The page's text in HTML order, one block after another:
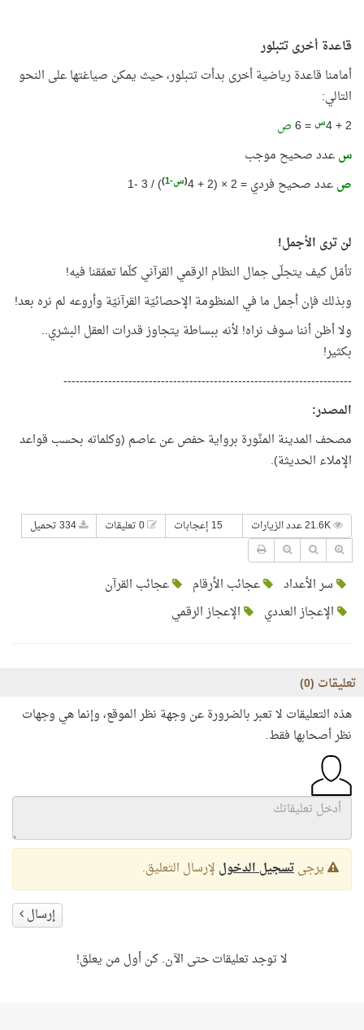
قاعدة أخرى تتبلور
أمامنا قاعدة رياضية أخرى بدأت تتبلور، حيث يمكن صياغتها على النحو
التالي:
2 + 4
س = 6 ص
سعدد صحيح موجب
صعدد صحيح فردي = 2 × (2 + 4 (س-1 )
) / 3 -1
لن ترى الأجمل!
تأمّل كيف يتجلّى جمال النظام الرقمي القرآني كلّما تعمّقنا فيه!
وبذلك فإن أجمل ما في المنظومة الإحصائيّة القرآنيّة وأروعه لم نره بعد!
ولا أظن أننا سوف نراه! لأنه ببساطة يتجاوز قدرات العقل البشري..
بكثير!
-----------------------------------------------------------------------
المصدر:
مصحف المدينة المنَّورة برواية حفص عن عاصم (وكلماته بحسب قواعد
الإملاء الحديثة).
15 إعجابات
سر الأعداد عجائب الأرقام
عجائب القرآن
الإعجاز العددي
الإعجاز الرقمي
تعليقات (0
)
هذه التعليقات لا تعبر بالضرورة عن وجهة نظر الموقع، وإنما هي وجهات
نظر أصحابها فقط.
يرجىتسجيل الدخول لإرسال التعليق.
إرسال
لا توجد تعليقات حتى الآن. كن أول من يعلق!